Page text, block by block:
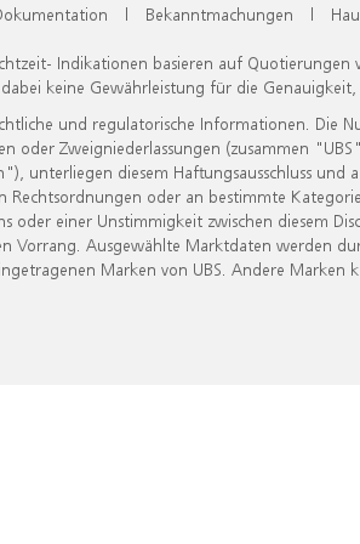
| Bekanntmachungen |
Indikationen basieren auf
keine Gewährleistung für die
und regulatorische Informationen. Die
oder Zweigniederlassungen (zusammen
unterliegen diesem Haftungsausschluss
Rechtsordnungen oder an bestimmte
oder einer Unstimmigkeit zwischen diesem
Vorrang. Ausgewählte Marktdaten werden
Marken von UBS. Andere Marken